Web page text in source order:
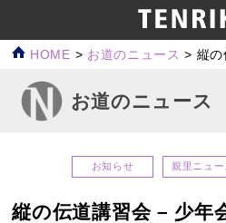
HOME > お道のニュース > 縦の
お道のニュース
お知らせ 親里ニュー
縦の伝道講習会 – 少年